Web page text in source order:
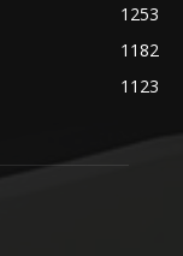
1253
1182
1123